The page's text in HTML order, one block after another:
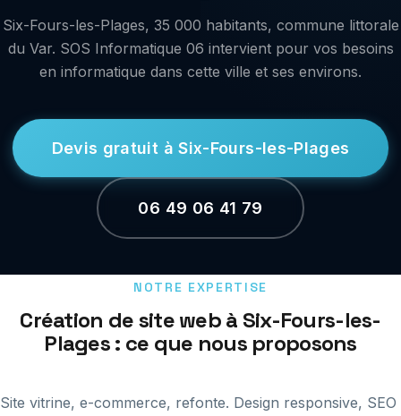
Six-Fours-les-Plages, 35 000 habitants, commune littorale
du Var. SOS Informatique 06 intervient pour vos besoins
en informatique dans cette ville et ses environs.
Devis gratuit à Six-Fours-les-Plages
06 49 06 41 79
NOTRE EXPERTISE
Création de site web à Six-Fours-les-
Plages : ce que nous proposons
Site vitrine, e-commerce, refonte. Design responsive, SEO